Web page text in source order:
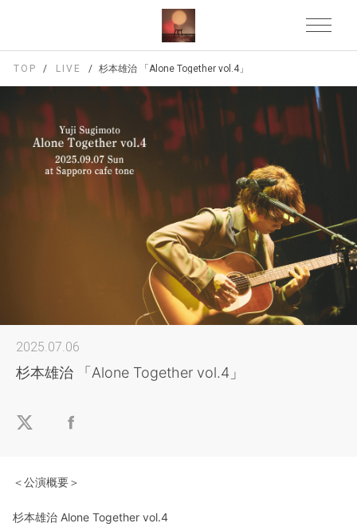
TOP LIVE 杉本雄治 「Alone Together vol.4」
2025.07.06
杉本雄治 「Alone Together vol.4」
＜公演概要＞
杉本雄治 Alone Together vol.4